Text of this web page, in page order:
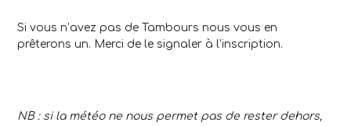
Si vous n’avez pas de Tambours nous vous en
prêterons un. Merci de le signaler à l’inscription.
NB : si la météo ne nous permet pas de rester dehors,